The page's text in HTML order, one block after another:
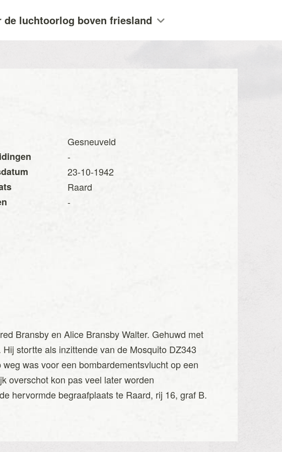
de luchtoorlog boven friesland
Gesneuveld
-
23-10-1942
Raard
-
Bransby en Alice Bransby Walter. Gehuwd met
stortte als inzittende van de Mosquito DZ343
was voor een bombardementsvlucht op een
overschot kon pas veel later worden
hervormde begraafplaats te Raard, rij 16, graf B.